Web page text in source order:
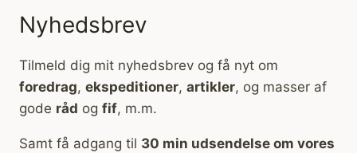
Nyhedsbrev
Tilmeld dig mit nyhedsbrev og få nyt om
foredrag, ekspeditioner, artikler, og masser af
gode råd og fif, m.m.
Samt få adgang til 30 min udsendelse om vores